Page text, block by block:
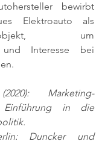
bewirbt
Elektroauto als
um
und Interesse bei
Marketing-
Einführung in die
Duncker und